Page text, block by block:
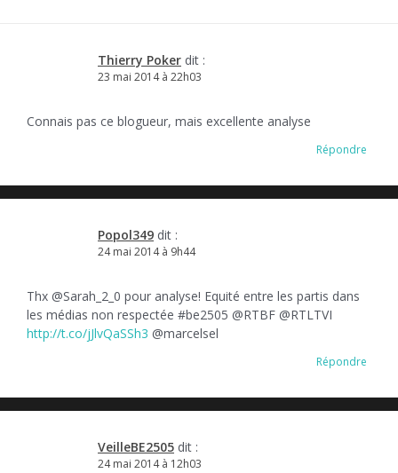
Thierry Poker dit :
23 mai 2014 à 22h03
Connais pas ce blogueur, mais excellente analyse
Répondre
Popol349 dit :
24 mai 2014 à 9h44
Thx @Sarah_2_0 pour analyse! Equité entre les partis dans
les médias non respectée #be2505 @RTBF @RTLTVI
http://t.co/jJlvQaSSh3 @marcelsel
Répondre
VeilleBE2505 dit :
24 mai 2014 à 12h03